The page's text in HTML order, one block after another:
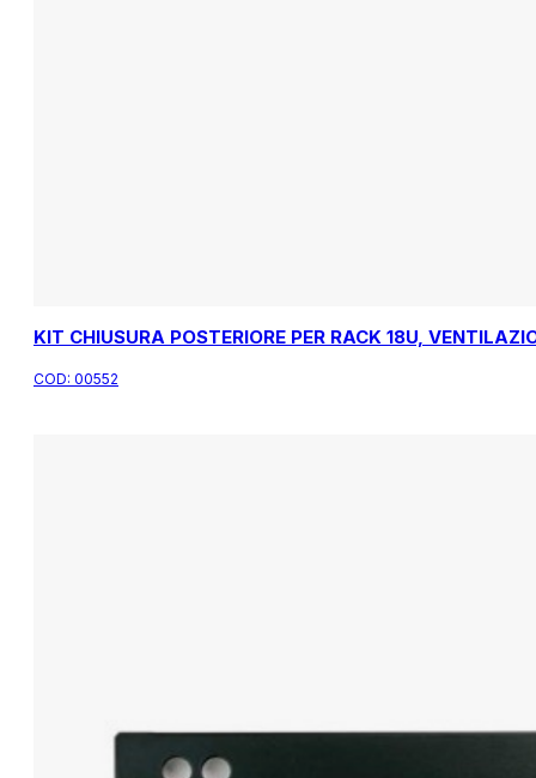
KIT CHIUSURA POSTERIORE PER RACK 18U,
COD: 00552